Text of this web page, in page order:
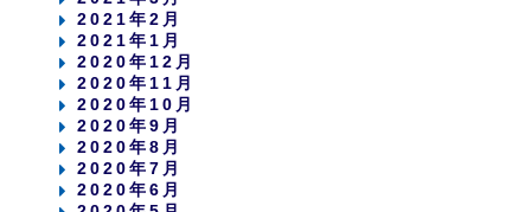
2021年2月
2021年1月
2020年12月
2020年11月
2020年10月
2020年9月
2020年8月
2020年7月
2020年6月